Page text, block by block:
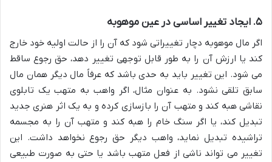
۵. ایجاد تغییر اساسی در عین موهوبه
اگر مال موهوبه دچار تغییراتی شود که آن را از حالت اولیه خود خارج
کند یا ارزش آن را به طور قابل توجهی تغییر دهد، حق رجوع ساقط
می شود. این تغییر باید به حدی باشد که عرفاً مال دیگر همان مال
سابق تلقی نشود. به عنوان مثال، اگر واهب به متهب یک تابلوی
نقاشی هبه کند و متهب آن را بازسازی کرده و به یک اثر هنری جدید
تبدیل کند، یا اگر سنگ خام را هبه کند و متهب آن را به مجسمه
تراشیده تبدیل نماید، واهب دیگر حق رجوع نخواهد داشت. این
تغییر می تواند ناشی از فعل متهب باشد یا حتی به صورت طبیعی